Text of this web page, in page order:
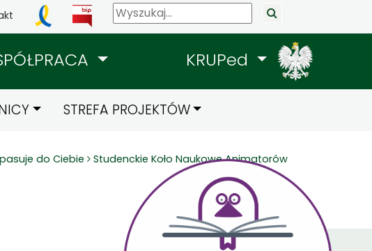
KRUPed
STREFA PROJEKTÓW
do Ciebie
Studenckie Koło Naukowe Animatorów